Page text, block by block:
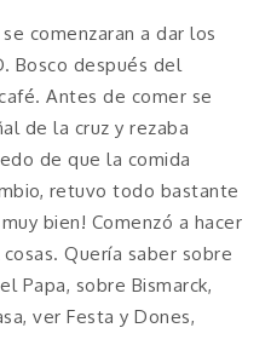
comenzaran a dar los
Bosco después del
Antes de comer se
de la cruz y rezaba
de que la comida
retuvo todo bastante
bien! Comenzó a hacer
Quería saber sobre
Papa, sobre Bismarck,
ver Festa y Dones,